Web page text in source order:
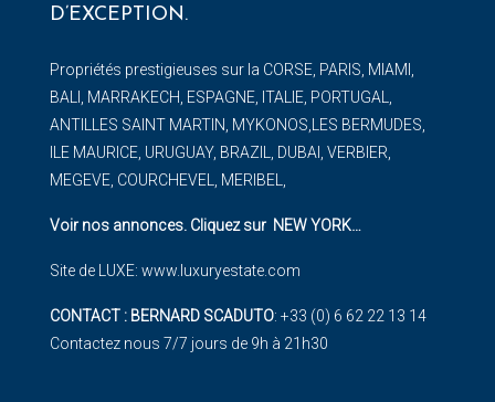
D’EXCEPTION.
Propriétés prestigieuses sur la CORSE, PARIS, MIAMI,
BALI, MARRAKECH, ESPAGNE, ITALIE, PORTUGAL,
ANTILLES SAINT MARTIN, MYKONOS,LES BERMUDES,
ILE MAURICE, URUGUAY, BRAZIL, DUBAI, VERBIER,
MEGEVE, COURCHEVEL, MERIBEL,
Voir nos annonces. Cliquez sur NEW YORK…
Site de LUXE: www.luxuryestate.com
CONTACT : BERNARD SCADUTO: +33 (0) 6 62 22 13 14
Contactez nous 7/7 jours de 9h à 21h30